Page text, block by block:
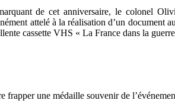
de cet anniversaire, le colonel
attelé à la réalisation d’un
cassette VHS « La France dans la
frapper une médaille souvenir de